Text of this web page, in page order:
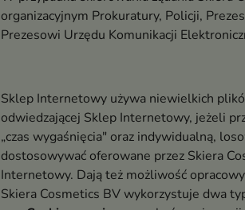
organizacyjnym Prokuratury, Policji,
Prezesowi Urzędu Komunikacji
Sklep Internetowy używa niewielkich
odwiedzającej Sklep Internetowy, jeżeli
„czas wygaśnięcia" oraz indywidualną,
dostosowywać oferowane przez Skiera
Internetowy. Dają też możliwość
Skiera Cosmetics BV wykorzystuje dwa